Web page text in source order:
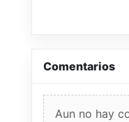
Comentarios
Aun no hay